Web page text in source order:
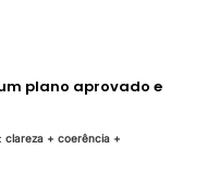
plano aprovado e
clareza + coerência +